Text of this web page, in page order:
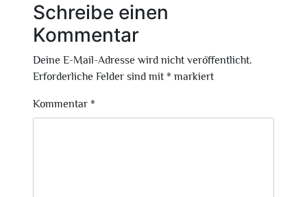
Schreibe einen
Kommentar
Deine E-Mail-Adresse wird nicht veröffentlicht.
Erforderliche Felder sind mit * markiert
Kommentar *